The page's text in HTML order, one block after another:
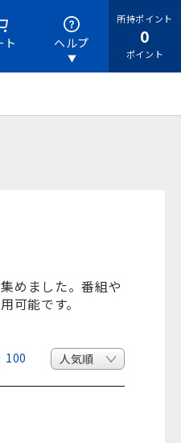
所持ポイント
0
ポイント
ト ヘルプ
めました。番組や
能です。
100